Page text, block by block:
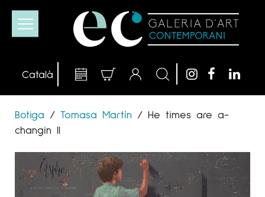
Botiga / Tomasa Martín / He times are a-
changin II